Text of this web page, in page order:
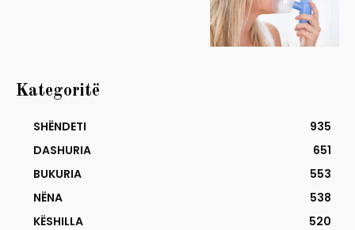
Kategoritë
SHËNDETI
935
DASHURIA
651
BUKURIA
553
NËNA
538
KËSHILLA
520